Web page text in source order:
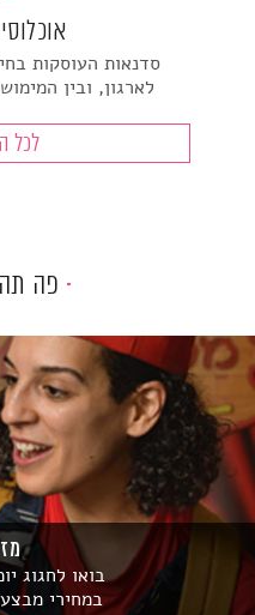
סדנאות העוסקות
לארגון, ובין
לכל
פה
בואו לחגוג
במחירי